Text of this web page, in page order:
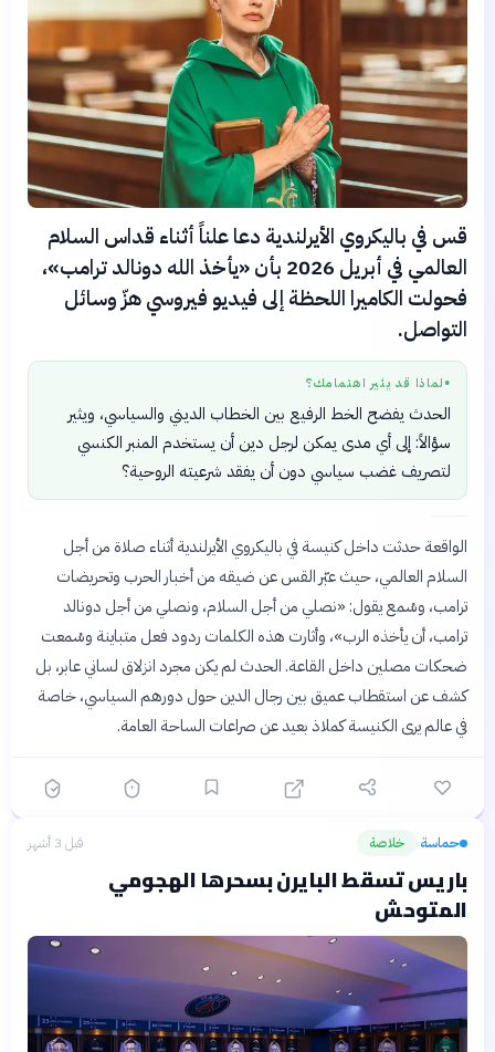
قس في باليكروي الأيرلندية دعا علناً أثناء قداس السلام
العالمي في أبريل 2026 بأن «يأخذ الله دونالد ترامب»،
فحولت الكاميرا اللحظة إلى فيديو فيروسي هزّ وسائل
التواصل.
● لماذا قد يثير اهتمامك؟
الحدث يفضح الخط الرفيع بين الخطاب الديني والسياسي، ويثير
سؤالاً: إلى أي مدى يمكن لرجل دين أن يستخدم المنبر الكنسي
لتصريف غضب سياسي دون أن يفقد شرعيته الروحية؟
الواقعة حدثت داخل كنيسة في باليكروي الأيرلندية أثناء صلاة من أجل
السلام العالمي، حيث عبّر القس عن ضيقه من أخبار الحرب وتحريضات
ترامب، وسُمع يقول: «نصلي من أجل السلام، ونصلي من أجل دونالد
ترامب، أن يأخذه الرب»، وأثارت هذه الكلمات ردود فعل متباينة وسُمعت
ضحكات مصلين داخل القاعة. الحدث لم يكن مجرد انزلاق لساني عابر، بل
كشف عن استقطاب عميق بين رجال الدين حول دورهم السياسي، خاصة
في عالم يرى الكنيسة كملاذ بعيد عن صراعات الساحة العامة.
حماسة› خلاصة قبل 3 أشهر
باريس تسقط البايرن بسحرها الهجومي
المتوحش